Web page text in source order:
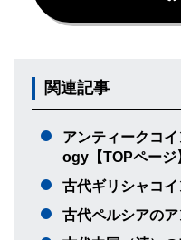
関連記事
アンティークコ
ogy【TOPページ
古代ギリシャコイ
古代ペルシアの